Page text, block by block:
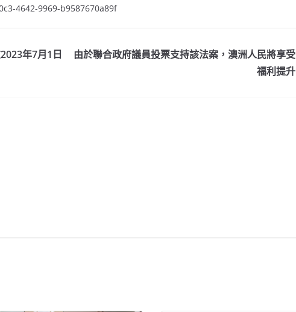
4642-9969-b9587670a89f
年7月1日
由於聯合政府議員投票支持該法案，澳洲人民將享受
福利提升